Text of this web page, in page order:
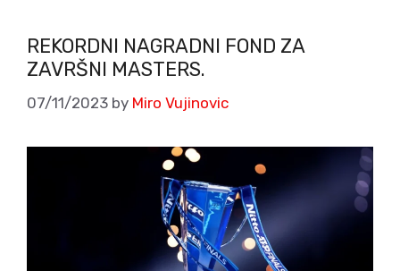
REKORDNI NAGRADNI FOND ZA
ZAVRŠNI MASTERS.
07/11/2023 by Miro Vujinovic